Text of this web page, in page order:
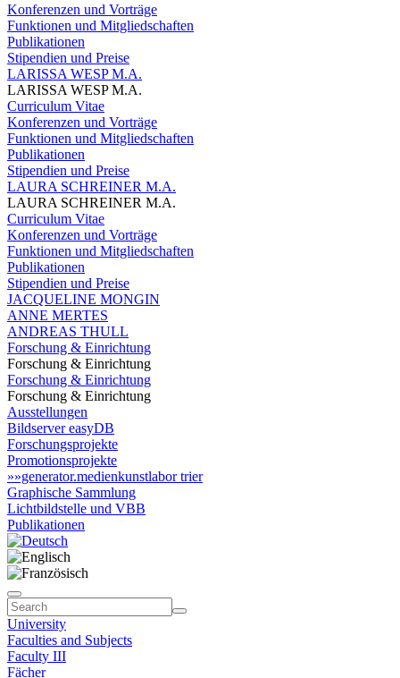
Konferenzen und Vorträge
Funktionen und Mitgliedschaften
Publikationen
Stipendien und Preise
LARISSA WESP M.A.
LARISSA WESP M.A.
Curriculum Vitae
Konferenzen und Vorträge
Funktionen und Mitgliedschaften
Publikationen
Stipendien und Preise
LAURA SCHREINER M.A.
LAURA SCHREINER M.A.
Curriculum Vitae
Konferenzen und Vorträge
Funktionen und Mitgliedschaften
Publikationen
Stipendien und Preise
JACQUELINE MONGIN
ANNE MERTES
ANDREAS THULL
Forschung & Einrichtung
Forschung & Einrichtung
Forschung & Einrichtung
Forschung & Einrichtung
Ausstellungen
Bildserver easyDB
Forschungsprojekte
Promotionsprojekte
»»generator.medienkunstlabor trier
Graphische Sammlung
Lichtbildstelle und VBB
Publikationen
University
Faculties and Subjects
Faculty III
Fächer